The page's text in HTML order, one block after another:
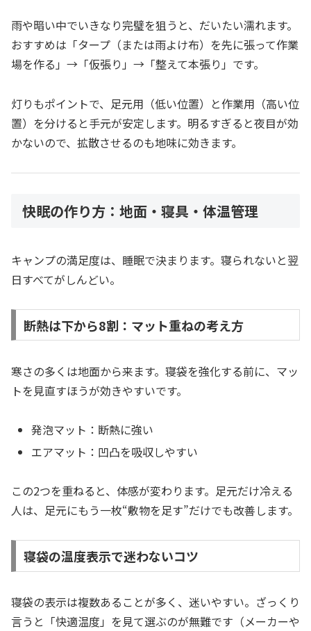
雨や暗い中でいきなり完璧を狙うと、だいたい濡れます。
おすすめは「タープ（または雨よけ布）を先に張って作業
場を作る」→「仮張り」→「整えて本張り」です。
灯りもポイントで、足元用（低い位置）と作業用（高い位
置）を分けると手元が安定します。明るすぎると夜目が効
かないので、拡散させるのも地味に効きます。
快眠の作り方：地面・寝具・体温管理
キャンプの満足度は、睡眠で決まります。寝られないと翌
日すべてがしんどい。
断熱は下から8割：マット重ねの考え方
寒さの多くは地面から来ます。寝袋を強化する前に、マッ
トを見直すほうが効きやすいです。
発泡マット：断熱に強い
エアマット：凹凸を吸収しやすい
この2つを重ねると、体感が変わります。足元だけ冷える
人は、足元にもう一枚“敷物を足す”だけでも改善します。
寝袋の温度表示で迷わないコツ
寝袋の表示は複数あることが多く、迷いやすい。ざっくり
言うと「快適温度」を見て選ぶのが無難です（メーカーや